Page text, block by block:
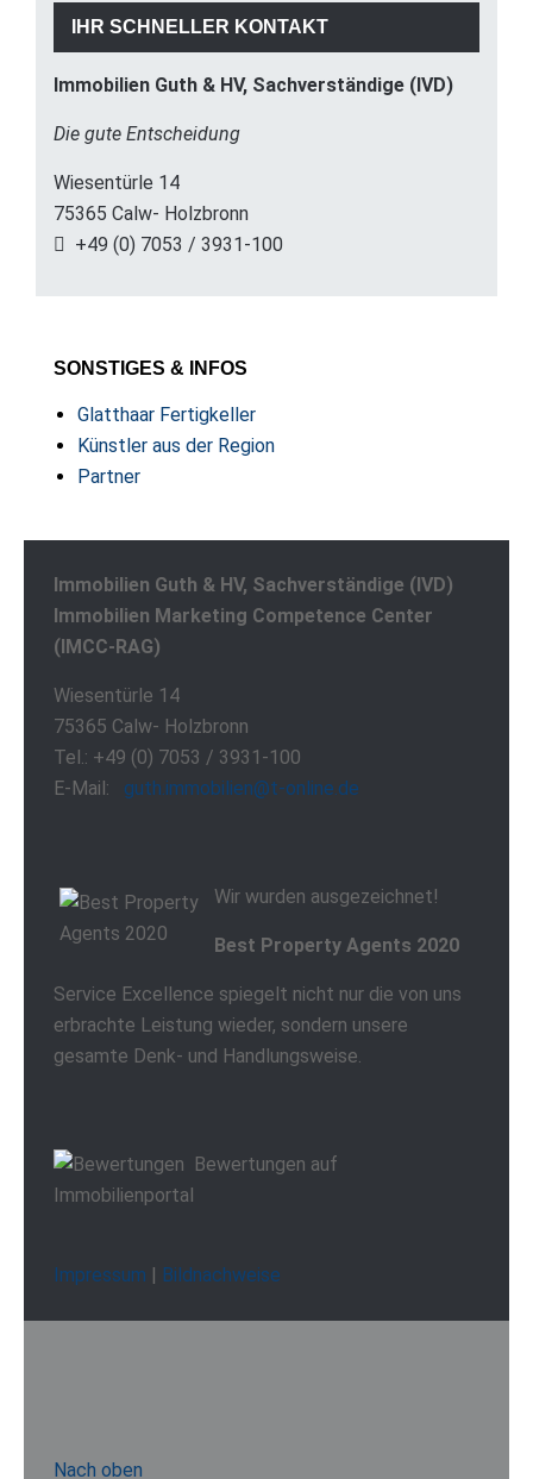
IHR SCHNELLER KONTAKT
Immobilien Guth & HV, Sachverständige (IVD)
Die gute Entscheidung
Wiesentürle 14
75365 Calw- Holzbronn
+49 (0) 7053 / 3931-100
SONSTIGES & INFOS
Glatthaar Fertigkeller
Künstler aus der Region
Partner
Immobilien Guth & HV, Sachverständige (IVD)
Immobilien Marketing Competence Center
(IMCC-RAG)
Wiesentürle 14
75365 Calw- Holzbronn
Tel.: +49 (0) 7053 / 3931-100
E-Mail: guth.immobilien@t-online.de
Wir wurden ausgezeichnet!
Best Property Agents 2020
Service Excellence spiegelt nicht nur die von uns
erbrachte Leistung wieder, sondern unsere
gesamte Denk- und Handlungsweise.
Bewertungen auf
Immobilienportal
Impressum | Bildnachweise
Nach oben